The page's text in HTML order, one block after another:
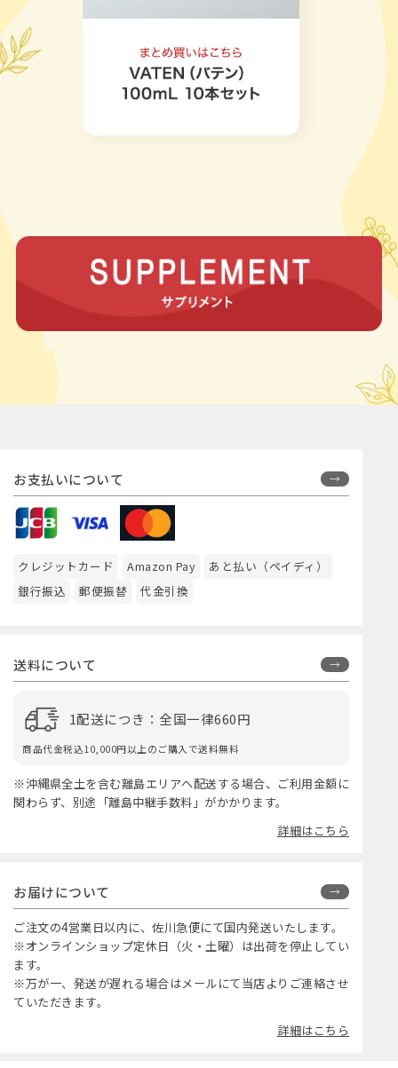
お支払いについて
クレジットカード Amazon Pay
あと払い（ペイディ）
銀行振込
郵便振替 代金引換
送料について
1配送につき：全国一律660円
商品代金税込10,000円以上のご購入で送料無料
※沖縄県全土を含む離島エリアへ配送する場合、ご利用金額に
関わらず、別途「離島中継手数料」がかかります。
詳細はこちら
お届けについて
ご注文の4営業日以内に、佐川急便にて国内発送いたします。
※オンラインショップ定休日（火・土曜）は出荷を停止してい
ます。
※万が一、発送が遅れる場合はメールにて当店よりご連絡させ
ていただきます。
詳細はこちら